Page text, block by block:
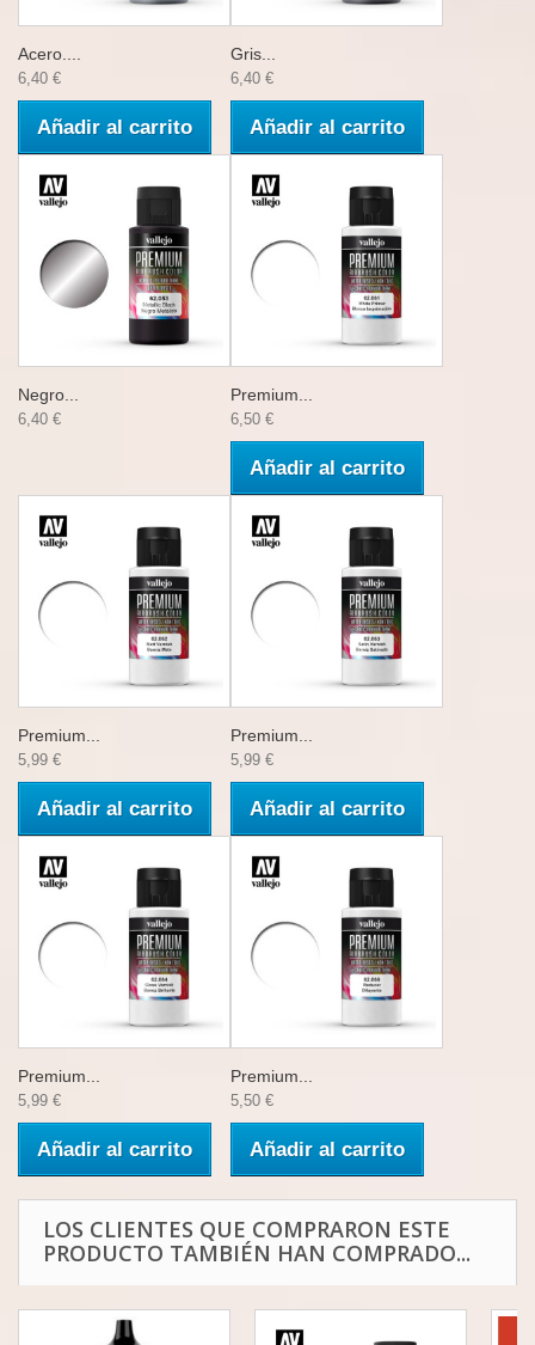
Acero....
6,40 €
Añadir al carrito
Gris...
6,40 €
Añadir al carrito
Negro...
6,40 €
Premium...
6,50 €
Añadir al carrito
Premium...
5,99 €
Añadir al carrito
Premium...
5,99 €
Añadir al carrito
Premium...
5,99 €
Añadir al carrito
Premium...
5,50 €
Añadir al carrito
LOS CLIENTES QUE COMPRARON ESTE
PRODUCTO TAMBIÉN HAN COMPRADO...